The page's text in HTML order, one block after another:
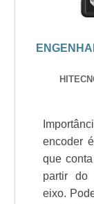
encoder
que
partir do
eixo.